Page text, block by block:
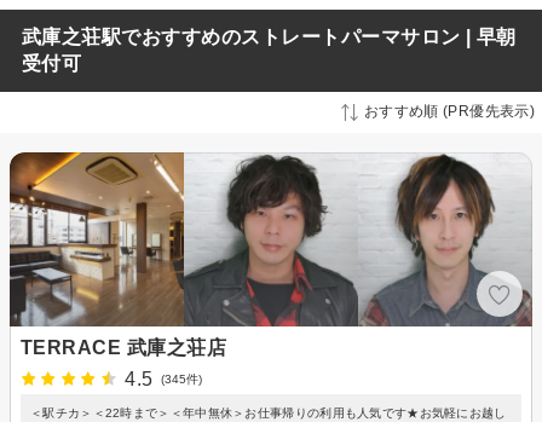
武庫之荘駅でおすすめのストレートパーマサロン | 早朝
受付可
おすすめ順 (PR優先表示)
TERRACE 武庫之荘店
4.5
(345件)
＜駅チカ＞＜22時まで＞＜年中無休＞お仕事帰りの利用も人気です★お気軽にお越し